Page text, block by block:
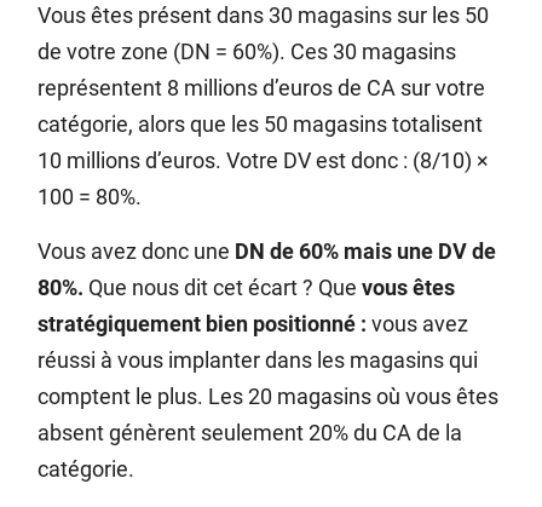
Vous êtes présent dans 30 magasins sur les 50
de votre zone (DN = 60%). Ces 30 magasins
représentent 8 millions d’euros de CA sur votre
catégorie, alors que les 50 magasins totalisent
10 millions d’euros. Votre DV est donc : (8/10) ×
100 = 80%.
Vous avez donc une DN de 60% mais une DV de
80%. Que nous dit cet écart ? Quevous êtes
stratégiquement bien positionné : vous avez
réussi à vous implanter dans les magasins qui
comptent le plus. Les 20 magasins où vous êtes
absent génèrent seulement 20% du CA de la
catégorie.